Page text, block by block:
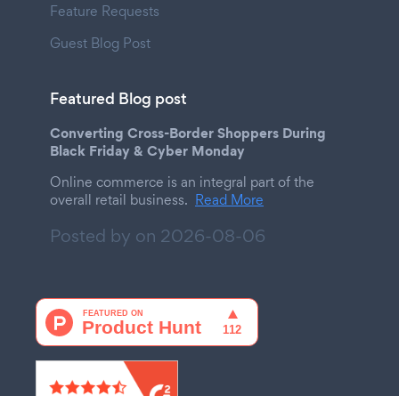
Feature Requests
Guest Blog Post
Featured Blog post
Converting Cross-Border Shoppers During
Black Friday & Cyber Monday
Online commerce is an integral part of the
overall retail business. Read More
Posted by on 2026-08-06